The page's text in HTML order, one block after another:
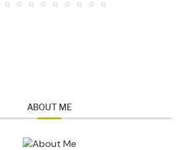
ABOUT ME